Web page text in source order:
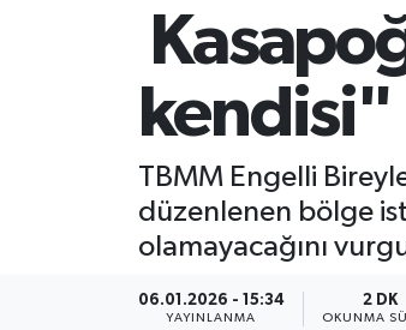
kendisi"
TBMM Engelli
düzenlenen bölge
olamayacağını
06.01.2026 - 15:34
YAYINLANMA
2 DK
OKUNMA